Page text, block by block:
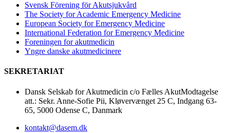
Svensk Förening för Akutsjukvård
The Society for Academic Emergency Medicine
European Society for Emergency Medicine
International Federation for Emergency Medicine
Foreningen for akutmedicin
Yngre danske akutmedicinere
SEKRETARIAT
Dansk Selskab for Akutmedicin c/o Fælles AkutModtagelse
att.: Sekr. Anne-Sofie Pii, Kløvervænget 25 C, Indgang 63-
65, 5000 Odense C, Danmark
kontakt@dasem.dk